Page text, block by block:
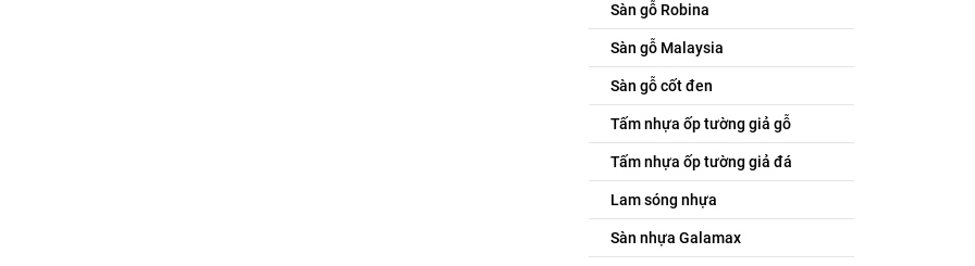
Sàn gỗ Robina
Sàn gỗ Malaysia
Sàn gỗ cốt đen
Tấm nhựa ốp tường giả gỗ
Tấm nhựa ốp tường giả đá
Lam sóng nhựa
Sàn nhựa Galamax